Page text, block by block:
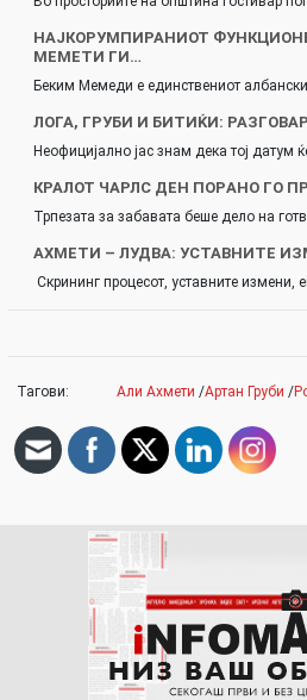
НАЈКОРУМПИРАНИОТ
МЕМЕТИ ГИ…
Беким Мемеди е единствениот
ЛОГА, ГРУБИ И БИТИЌИ:
Неофицијално јас знам дека тој датум
КРАЛОТ ЧАРЛС ДЕН ПOРAНО ГО
Трпезата за забавата беше дело на
АХМЕТИ – ЛУДВА: УСТАВНИТЕ
Скрининг процесот, уставните измени,
Тагови: Али Ахмети /Артан Груби /